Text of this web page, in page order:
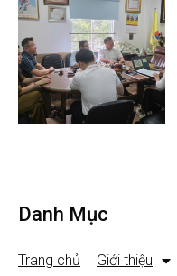
Danh Mục
Trang chủ Giới thiệu